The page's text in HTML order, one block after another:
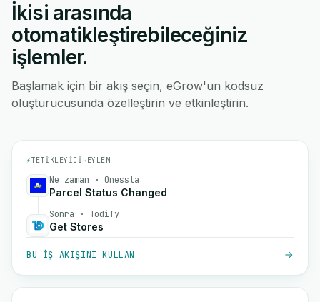
İkisi arasında
otomatikleştirebileceğiniz
işlemler.
Başlamak için bir akış seçin, eGrow'un kodsuz
oluşturucusunda özelleştirin ve etkinleştirin.
⚡TETIKLEYICI→EYLEM
Ne zaman · Onessta
Parcel Status Changed
Sonra · Todify
Get Stores
BU IŞ AKIŞINI KULLAN